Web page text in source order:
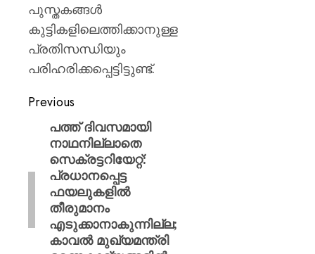
പുസ്തകങ്ങൾ
കുട്ടികളിലെത്തിക്കാനുള്ള
പ്രതിസന്ധിയും
പരിഹരിക്കപ്പെട്ടിട്ടുണ്ട്.
Previous
പത്ത് ദിവസമായി
നാഥനില്ലാതെ
സെക്രട്ടറിയേറ്റ്:
പ്രധാനപ്പെട്ട
ഫയലുകളിൽ
തീരുമാനം
എടുക്കാനാകുന്നില്ല;
കാവൽ മുഖ്യമന്ത്രി